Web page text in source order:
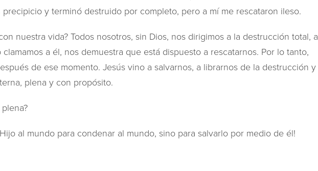
y terminó destruido por completo, pero a mí me rescataron ileso.
nuestra vida? Todos nosotros, sin Dios, nos dirigimos a la destrucción total, a
a él, nos demuestra que está dispuesto a rescatarnos. Por lo tanto,
de ese momento. Jesús vino a salvarnos, a librarnos de la destrucción y
plena y con propósito.
al mundo para condenar al mundo, sino para salvarlo por medio de él!